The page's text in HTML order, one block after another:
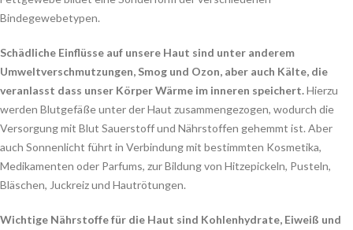
Bindegewebetypen.
Schädliche Einflüsse auf unsere Haut sind unter anderem
Umweltverschmutzungen, Smog und Ozon, aber auch Kälte, die
veranlasst dass unser Körper Wärme im inneren speichert.Hierzu
werden Blutgefäße unter der Haut zusammengezogen, wodurch die
Versorgung mit Blut Sauerstoff und Nährstoffen gehemmt ist. Aber
auch Sonnenlicht führt in Verbindung mit bestimmten Kosmetika,
Medikamenten oder Parfums, zur Bildung von Hitzepickeln, Pusteln,
Bläschen, Juckreiz und Hautrötungen.
Wichtige Nährstoffe für die Haut sind Kohlenhydrate, Eiweiß und